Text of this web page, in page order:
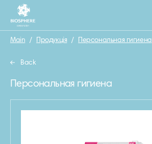
Main / Продукція / Персональная гигиена
Back
Персональная гигиена